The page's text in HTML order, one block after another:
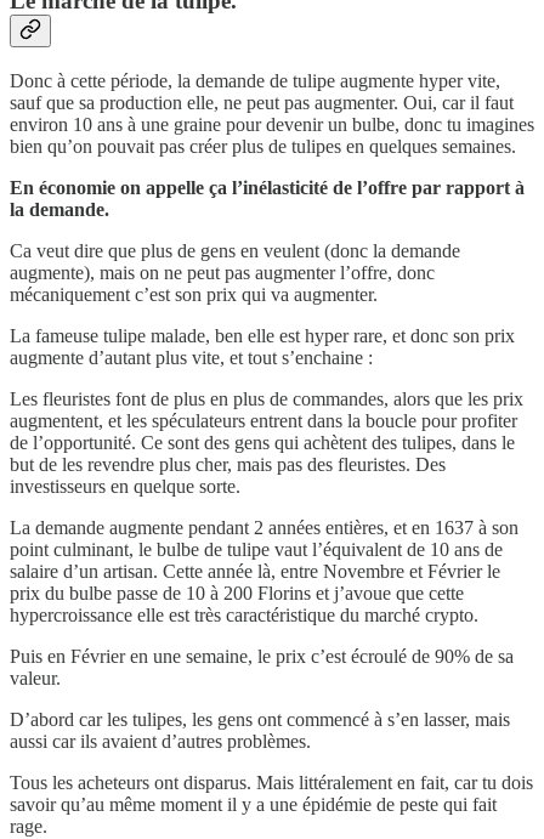
Donc à cette période, la demande de tulipe augmente hyper vite,
sauf que sa production elle, ne peut pas augmenter. Oui, car il faut
environ 10 ans à une graine pour devenir un bulbe, donc tu imagines
bien qu’on pouvait pas créer plus de tulipes en quelques semaines.
En économie on appelle ça l’inélasticité de l’offre par rapport à
la demande.
Ca veut dire que plus de gens en veulent (donc la demande
augmente), mais on ne peut pas augmenter l’offre, donc
mécaniquement c’est son prix qui va augmenter.
La fameuse tulipe malade, ben elle est hyper rare, et donc son prix
augmente d’autant plus vite, et tout s’enchaine :
Les fleuristes font de plus en plus de commandes, alors que les prix
augmentent, et les spéculateurs entrent dans la boucle pour profiter
de l’opportunité. Ce sont des gens qui achètent des tulipes, dans le
but de les revendre plus cher, mais pas des fleuristes. Des
investisseurs en quelque sorte.
La demande augmente pendant 2 années entières, et en 1637 à son
point culminant, le bulbe de tulipe vaut l’équivalent de 10 ans de
salaire d’un artisan. Cette année là, entre Novembre et Février le
prix du bulbe passe de 10 à 200 Florins et j’avoue que cette
hypercroissance elle est très caractéristique du marché crypto.
Puis en Février en une semaine, le prix c’est écroulé de 90% de sa
valeur.
D’abord car les tulipes, les gens ont commencé à s’en lasser, mais
aussi car ils avaient d’autres problèmes.
Tous les acheteurs ont disparus. Mais littéralement en fait, car tu dois
savoir qu’au même moment il y a une épidémie de peste qui fait
rage.